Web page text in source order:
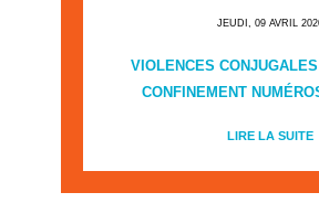
JEUDI, 09 AVRIL
VIOLENCES
CONFINEMENT
LIRE LA SUITE